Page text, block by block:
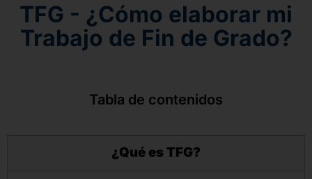
TFG - ¿Cómo elaborar mi
Trabajo de Fin de Grado?
Tabla de contenidos
¿Qué es TFG?